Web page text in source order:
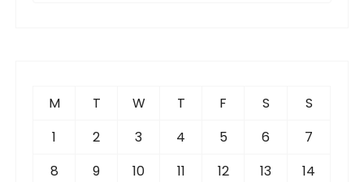
M T W T F S
S
1
2 3 4 5 6
7
8
9 10 11 12 13
14